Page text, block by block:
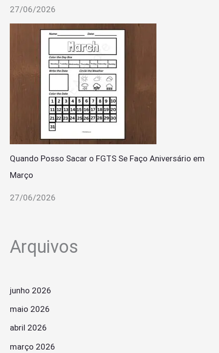
27/06/2026
Quando Posso Sacar o FGTS Se Faço Aniversário em
Março
27/06/2026
Arquivos
junho 2026
maio 2026
abril 2026
março 2026